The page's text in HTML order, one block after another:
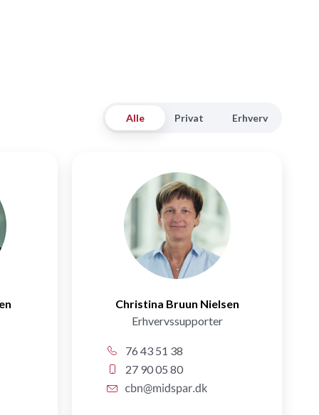
Alle Privat Erhverv
Christina Bruun Nielsen
Erhvervssupporter
76 43 51 38
27 90 05 80